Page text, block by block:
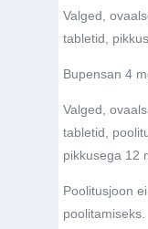
Valged,
tabletid,
Bupensan 4
Valged,
tabletid,
pikkusega 12
Poolitusjoon
poolitamiseks.